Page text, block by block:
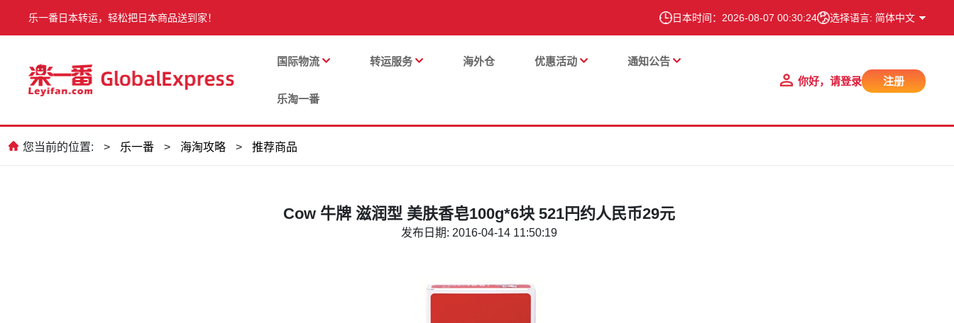
乐一番日本转运，轻松把日本商品送到家！ 日本时间： 2026-08-07 00:30:25 选择语言: 简体中文
国际物流 转运服务 海外仓 优惠活动 通知公告
乐淘一番
你好，请登录 注册
您当前的位置: > 乐一番 > 海淘攻略 > 推荐商品
Cow 牛牌 滋润型 美肤香皂100g*6块 521円约人民币29元
发布日期: 2016-04-14 11:50:19